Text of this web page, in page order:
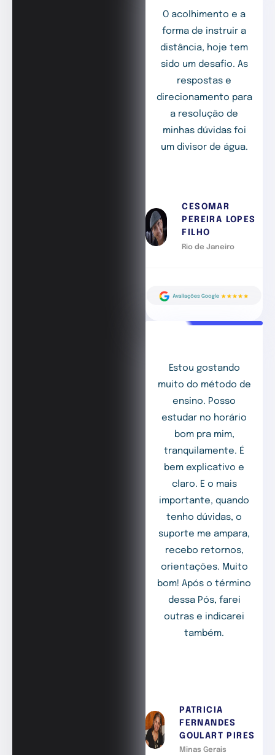
O acolhimento e a
forma de instruir a
distância, hoje tem
sido um desafio. As
respostas e
direcionamento para
a resolução de
minhas dúvidas foi
um divisor de água.
CESOMAR
PEREIRA LOPES
FILHO
Rio de Janeiro
Estou gostando
muito do método de
ensino. Posso
estudar no horário
bom pra mim,
tranquilamente. É
bem explicativo e
claro. E o mais
importante, quando
tenho dúvidas, o
suporte me ampara,
recebo retornos,
orientações. Muito
bom! Após o término
dessa Pós, farei
outras e indicarei
também.
PATRICIA
FERNANDES
GOULART PIRES
Minas Gerais